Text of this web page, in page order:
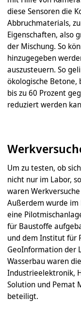
diese Sensoren die
Abbruchmaterials,
Eigenschaften, also
der Mischung. So
hinzugegeben
auszusteuern. So
ökologische Betone,
bis zu 60 Prozent
reduziert werden
Um zu testen, ob
nicht nur im Labor,
waren
Außerdem wurde im
eine
für Baustoffe
und dem Institut für
GeoInformation der
Wasserbau waren
Industrieelektronik,
Solution und Pemat
beteiligt.